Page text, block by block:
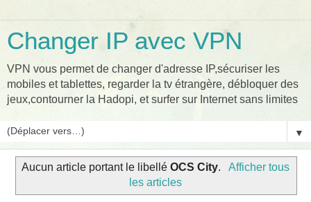
Changer IP avec VPN
VPN vous permet de changer d'adresse IP,sécuriser les
mobiles et tablettes, regarder la tv étrangère, débloquer des
jeux,contourner la Hadopi, et surfer sur Internet sans limites
▼
Aucun article portant le libelléOCS City.
Afficher tous
les articles